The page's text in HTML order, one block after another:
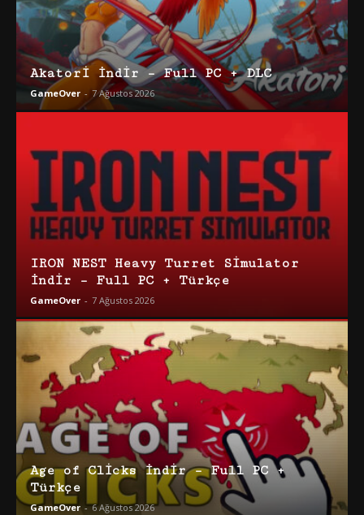
Akatori İndir – Full PC + DLC
GameOver - 7 Ağustos 2026
IRON NEST Heavy Turret Simulator
İndir – Full PC + Türkçe
GameOver - 7 Ağustos 2026
Age of Clicks İndir – Full PC +
Türkçe
GameOver - 6 Ağustos 2026